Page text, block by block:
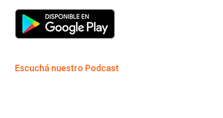
Escuchá nuestro Podcast